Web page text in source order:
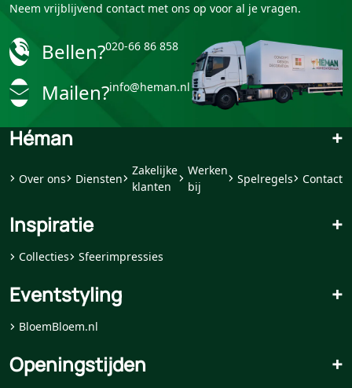
Neem vrijblijvend contact met ons op voor al je vragen.
Bellen?020-66 86 858
Mailen?info@heman.nl
Héman +
Over ons Diensten
Zakelijke
klanten
Werken
bij
Spelregels Contact
Inspiratie +
Collecties Sfeerimpressies
Eventstyling +
BloemBloem.nl
Openingstijden +